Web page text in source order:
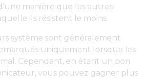
manière que les autres
ils résistent le moins.
système sont généralement
uniquement lorsque les
Cependant, en étant un bon
vous pouvez gagner plus